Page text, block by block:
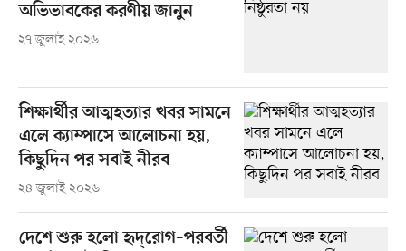
অভিভাবকের করণীয় জানুন
২৭ জুলাই ২০২৬
শিক্ষার্থীর আত্মহত্যার খবর সামনে
এলে ক্যাম্পাসে আলোচনা হয়,
কিছুদিন পর সবাই নীরব
২৪ জুলাই ২০২৬
দেশে শুরু হলো হৃদ্‌রোগ–পরবর্তী